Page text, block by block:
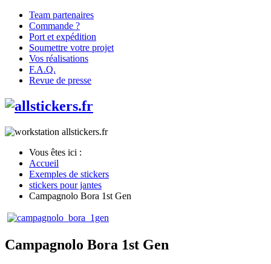
Team partenaires
Commande ?
Port et expédition
Soumettre votre projet
Vos réalisations
F.A.Q.
Revue de presse
Vous êtes ici :
Accueil
Exemples de stickers
stickers pour jantes
Campagnolo Bora 1st Gen
Campagnolo Bora 1st Gen